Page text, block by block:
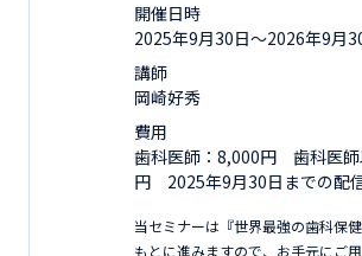
開催日時
2025年9月30日〜2026年9月
講師
岡崎好秀
費用
歯科医師：8,000円 歯科医師
円 2025年9月30日までの配
当セミナーは『世界最強の歯科保
もとに進みますので、お手元にご